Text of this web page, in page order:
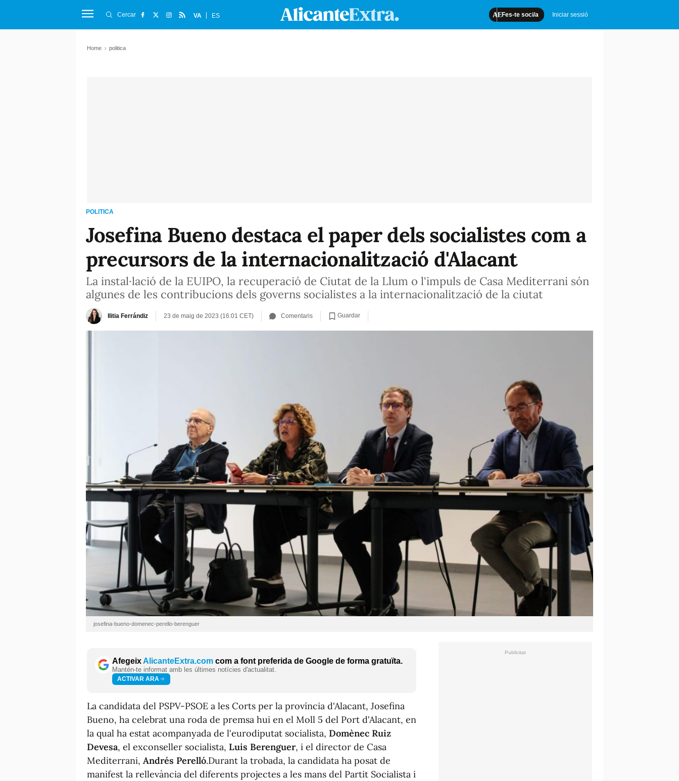
Fes-te soci/a Iniciar sessió
Cercar VA ES
Home politica
POLITICA
Josefina Bueno destaca el paper dels socialistes com a
precursors de la internacionalització d'Alacant
La instal·lació de la EUIPO, la recuperació de Ciutat de la Llum o l'impuls de Casa Mediterrani són
algunes de les contribucions dels governs socialistes a la internacionalització de la ciutat
Ilitia Ferrándiz 23 de maig de 2023 (16:01 CET) Comentaris Guardar
josefina-bueno-domenec-perello-berenguer
AfegeixAlicanteExtra.com com a font preferida de Google de forma gratuïta.
Mantén-te informat amb les últimes notícies d'actualitat.
ACTIVAR ARA
La candidata del PSPV-PSOE a les Corts per la província d'Alacant, Josefina
Bueno, ha celebrat una roda de premsa hui en el Moll 5 del Port d'Alacant, en
la qual ha estat acompanyada de l'eurodiputat socialista, Domènec Ruiz
Devesa, el exconseller socialista, Luis Berenguer, i el director de Casa
Mediterrani, Andrés Perelló.Durant la trobada, la candidata ha posat de
manifest la rellevància del diferents projectes a les mans del Partit Socialista i